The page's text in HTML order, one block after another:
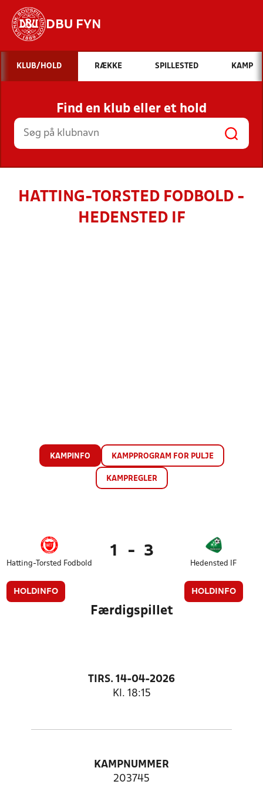
DBU FYN
Hvad vil du søge efter?
INDHOLD OG NYHEDER
STILLINGER, RESULTATER, KLUBBER OG
HOLD
KLUB/HOLD RÆKKE SPILLESTED KAMP
Find en klub eller et hold
HATTING-TORSTED FODBOLD -
HEDENSTED IF
KAMPINFO KAMPPROGRAM FOR PULJE
KAMPREGLER
Hatting-Torsted Fodbold
HOLDINFO
1 - 3
Hedensted IF
HOLDINFO
Færdigspillet
TIRS. 14-04-2026
Kl. 18:15
KAMPNUMMER
203745